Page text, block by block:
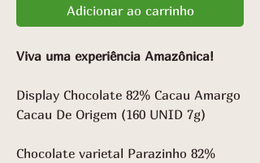
Adicionar ao carrinho
Viva uma experiência Amazônica!
Display Chocolate 82% Cacau Amargo
Cacau De Origem (160 UNID 7g)
Chocolate varietal Parazinho 82%